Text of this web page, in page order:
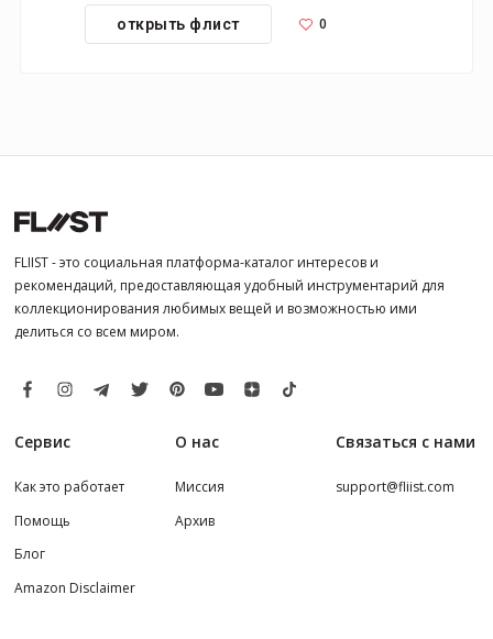
открыть флист 0
FLIIST - это социальная платформа-каталог интересов и
рекомендаций, предоставляющая удобный инструментарий для
коллекционирования любимых вещей и возможностью ими
делиться со всем миром.
Сервис
Как это работает
Помощь
Блог
Amazon Disclaimer
О нас
Миссия
Архив
Связаться с нами
support@fliist.com